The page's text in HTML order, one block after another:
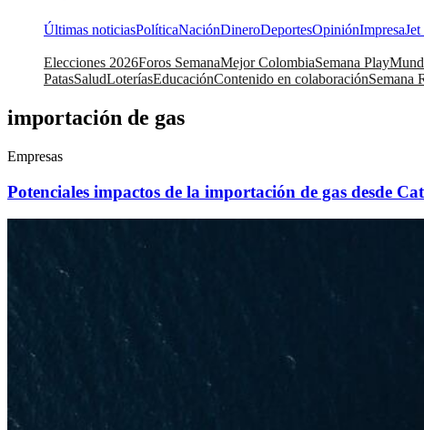
Últimas noticiasPolíticaNaciónDineroDeportesOpiniónImpresaJet
Elecciones 2026Foros SemanaMejor ColombiaSemana Play
PatasSaludLoteríasEducaciónContenido en colaboraciónSemana
importación de gas
Empresas
Potenciales impactos de la importación de gas desde